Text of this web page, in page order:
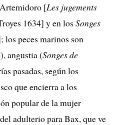
[Les jugements
1634] y en los Songes
los peces marinos son
angustia (Songes de
pasadas, según los
que encierra a los
popular de la mujer
adulterio para Bax, que ve